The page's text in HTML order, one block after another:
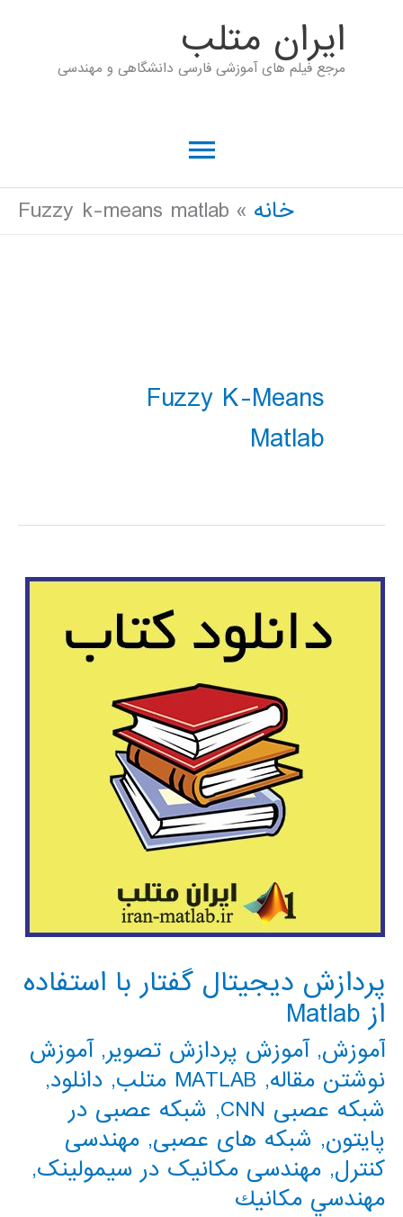
ايران متلب
مرجع فیلم های آموزشی فارسی دانشگاهی و مهندسی
فهرست
اصلی
خانه Fuzzy k-means matlab
Fuzzy K-Means
Matlab
پردازش دیجیتال گفتار با استفاده
از Matlab
آموزش,آموزش پردازش تصویر,آموزش
نوشتن مقاله, MATLAB متلب , دانلود,
شبکه عصبی CNN
, شبکه عصبی در
پایتون, شبکه های عصبی, مهندسی
کنترل, مهندسی مکانیک در سیمولینک,
مهندسي مكانيك